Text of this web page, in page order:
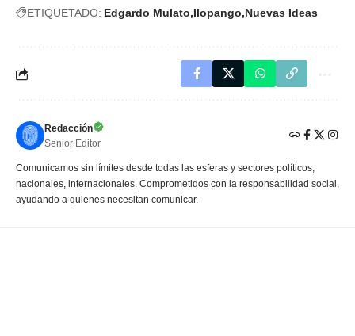
ETIQUETADO: Edgardo Mulato Ilopango Nuevas Ideas
Redacción
Senior Editor
Comunicamos sin límites desde todas las esferas y sectores políticos,
nacionales, internacionales. Comprometidos con la responsabilidad social,
ayudando a quienes necesitan comunicar.